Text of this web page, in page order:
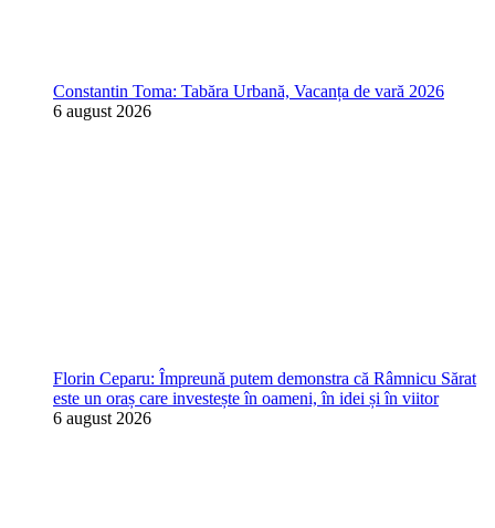
Constantin Toma: Tabăra Urbană, Vacanța de vară 2026
6 august 2026
Florin Ceparu: Împreună putem demonstra că Râmnicu Sărat
este un oraș care investește în oameni, în idei și în viitor
6 august 2026